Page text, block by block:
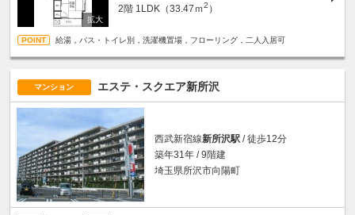
2階 1LDK（33.47ｍ2 ）
給湯，バス・トイレ別，洗濯機置場，フローリング，二人入居可
マンション エステ・スクエア新所沢
西武新宿線新所沢駅 / 徒歩12分
築年31年 / 9階建
埼玉県所沢市向陽町